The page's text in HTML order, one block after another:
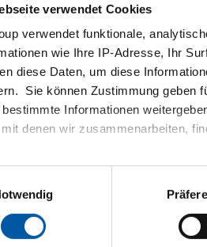
verwendet Cookies
verwendet funktionale,
wie Ihre IP-Adresse, Ihr
diese Daten, um diese
Sie können Zustimmung geben
Informationen
denen wir zusammenarbeiten,